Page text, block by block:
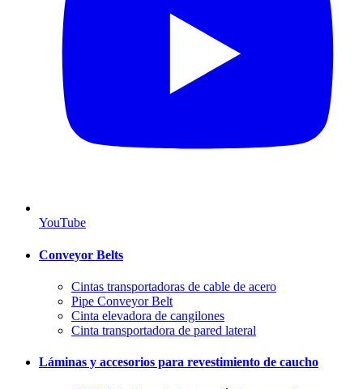
YouTube
Conveyor Belts
Cintas transportadoras de cable de acero
Pipe Conveyor Belt
Cinta elevadora de cangilones
Cinta transportadora de pared lateral
Láminas y accesorios para revestimiento de caucho